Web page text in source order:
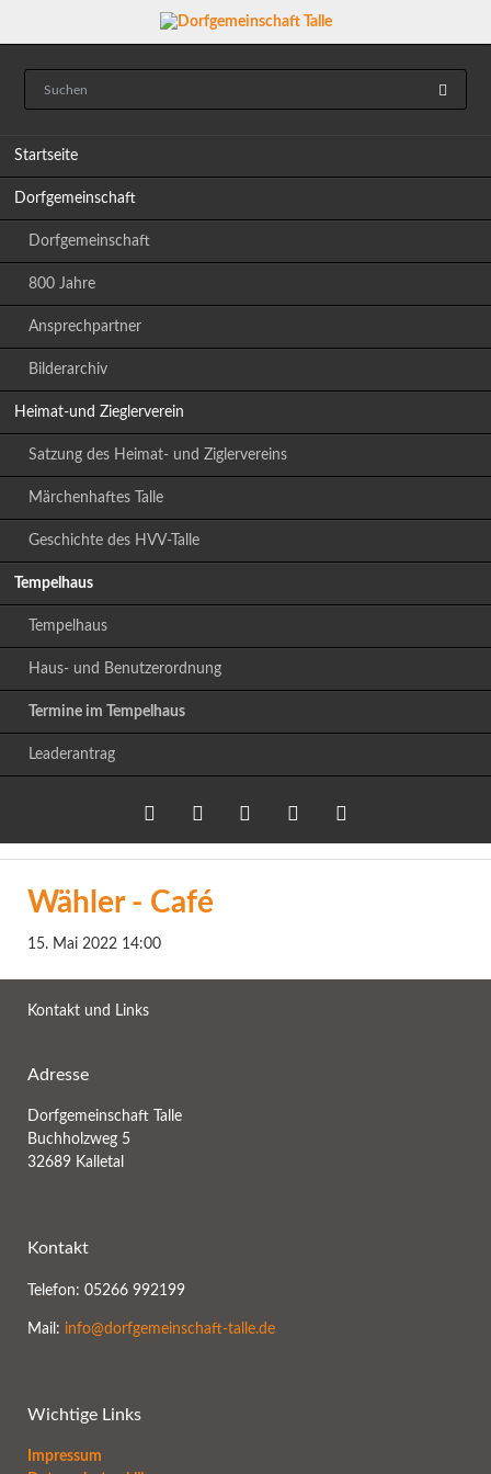
Startseite
Dorfgemeinschaft
Dorfgemeinschaft
800 Jahre
Ansprechpartner
Bilderarchiv
Heimat-und Zieglerverein
Satzung des Heimat- und Ziglervereins
Märchenhaftes Talle
Geschichte des HVV-Talle
Tempelhaus
Tempelhaus
Haus- und Benutzerordnung
Termine im Tempelhaus
Leaderantrag
Twitter LinkedIn
Wähler - Café
15. Mai 2022 14:00
Kontakt und Links
Adresse
Dorfgemeinschaft Talle
Buchholzweg 5
32689 Kalletal
Kontakt
Telefon: 05266 992199
Mail: info@dorfgemeinschaft-talle.de
Wichtige Links
Impressum